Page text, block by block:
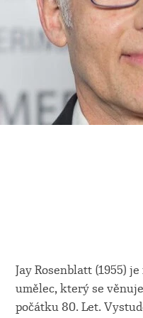
Jay Rosenblatt (1955)
umělec, který se
počátku 80. Let.